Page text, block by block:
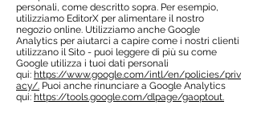
personali, come descritto sopra. Per esempio,
utilizziamo EditorX per alimentare il nostro
negozio online. Utilizziamo anche Google
Analytics per aiutarci a capire come i nostri clienti
utilizzano il Sito - puoi leggere di più su come
Google utilizza i tuoi dati personali
qui: https://www.google.com/intl/en/policies/priv
acy/. Puoi anche rinunciare a Google Analytics
qui: https://tools.google.com/dlpage/gaoptout.